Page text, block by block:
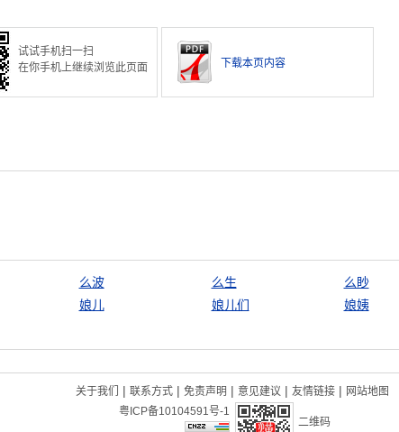
试试手机扫一扫
在你手机上继续浏览此页面
下载本页内容
么波 么生
么眇
娘儿 娘儿们 娘姨
关于我们 | 联系方式 | 免责声明 | 意见建议 | 友情链接 | 网站地图
粤ICP备10104591号-1
二维码